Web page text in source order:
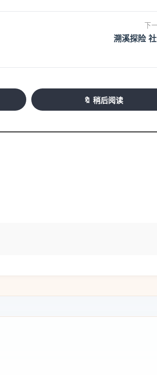
技能等级证书”与“个体工
称“中心”）成立以来首位
们对福建推出的台湾职业
在大陆难以获得有效认
优势，率先探索对台执业
下
溯溪探险
🔖 稍后阅读